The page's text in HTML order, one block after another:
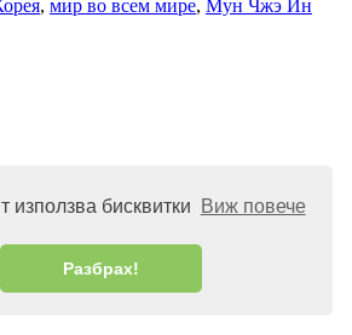
използва бисквитки Виж повече
Разбрах!
, мир во всем мире, Мун Чжэ Ин